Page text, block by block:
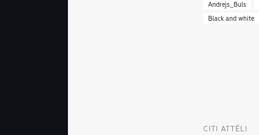
Andrejs_Buls
Black and white
CITI ATTĒLI